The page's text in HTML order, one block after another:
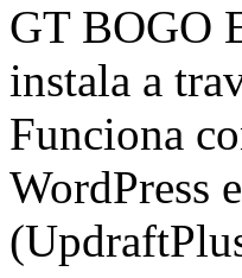
GT BOGO
instala a
Funciona
WordPress